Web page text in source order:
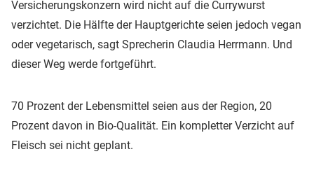
Versicherungskonzern wird nicht auf die Currywurst
verzichtet. Die Hälfte der Hauptgerichte seien jedoch vegan
oder vegetarisch, sagt Sprecherin Claudia Herrmann. Und
dieser Weg werde fortgeführt.
70 Prozent der Lebensmittel seien aus der Region, 20
Prozent davon in Bio-Qualität. Ein kompletter Verzicht auf
Fleisch sei nicht geplant.